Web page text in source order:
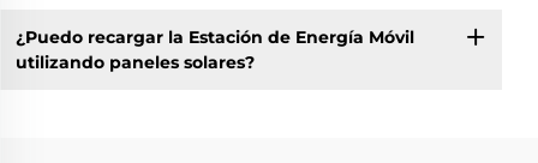
¿Puedo recargar la Estación de Energía Móvil
utilizando paneles solares?